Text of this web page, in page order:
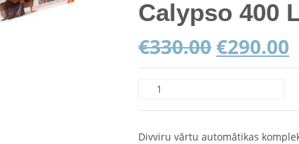
Calypso 400
€330.00 €290.00
Divviru vārtu automātikas